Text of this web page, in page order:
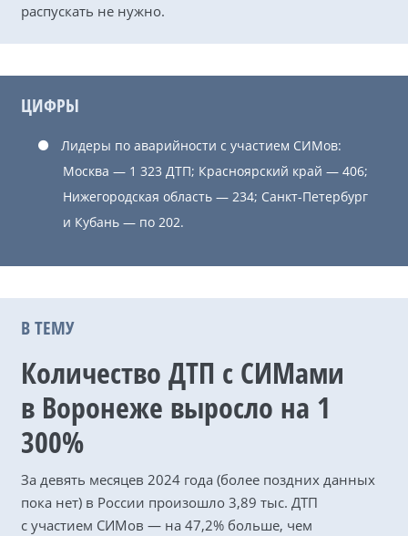
распускать не нужно.
ЦИФРЫ
Лидеры по аварийности с участием СИМов:
Москва — 1 323 ДТП; Красноярский край — 406;
Нижего­родская область — 234; Санкт-Петербург
и Кубань — по 202.
В ТЕМУ
Количество ДТП с СИМами
в Воронеже выросло на 1
300%
За девять месяцев 2024 года (более поздних данных
пока нет) в России произошло 3,89 тыс. ДТП
с участием СИМов — на 47,2% больше, чем